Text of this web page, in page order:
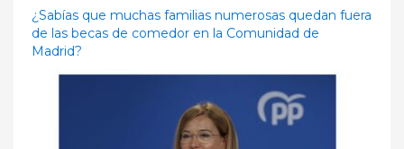
¿Sabías que muchas familias numerosas quedan fuera
de las becas de comedor en la Comunidad de
Madrid?